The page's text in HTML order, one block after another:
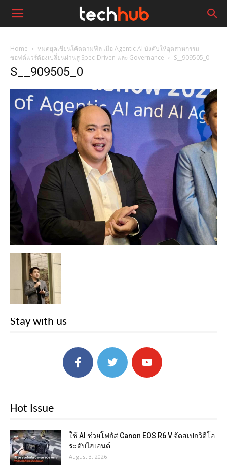
Home
หมดยุคเขียนโค้ดตามฟีล เมื่อ Agentic AI บังคับให้อุตสาหกรรม
ซอฟต์แวร์ต้องเปลี่ยนผ่านสู่ Spec‑Driven และ Governance
S__909505_0
S__909505_0
Stay with us
Hot Issue
ใช้ AI ช่วยโฟกัส Canon EOS R6 V จัดสเปกวิดีโอ
ระดับไฮเอนด์
August 3, 2026